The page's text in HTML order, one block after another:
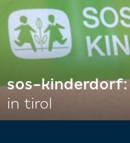
sos-
in tirol